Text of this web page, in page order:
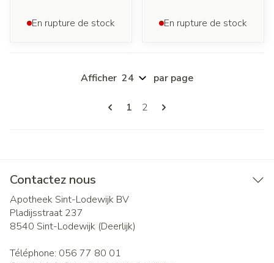
En rupture de stock En rupture de stock
Pages
Vous lisez actuellement la page
1 Page
2
Afficher par page
Contactez nous
Apotheek Sint-Lodewijk BV
Pladijsstraat 237
8540 Sint-Lodewijk (Deerlijk)
Téléphone: 056 77 80 01